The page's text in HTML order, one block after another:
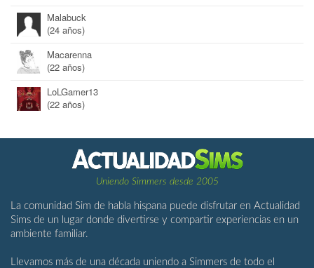
Malabuck
(24 años)
Macarenna
(22 años)
LoLGamer13
(22 años)
Uniendo Simmers desde 2005
La comunidad Sim de habla hispana puede disfrutar en Actualidad
Sims de un lugar donde divertirse y compartir experiencias en un
ambiente familiar.
Llevamos más de una década uniendo a Simmers de todo el